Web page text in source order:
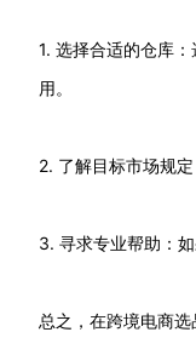
1. 选择合适的仓库
用。
2. 了解目标市场规
3. 寻求专业帮助：
总之，在跨境电商